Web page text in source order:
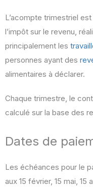
L’acompte trimestriel
l’impôt sur le revenu,
principalement les
personnes ayant des
alimentaires à déclarer.
Chaque trimestre, le
calculé sur la base des
Dates de
Les échéances pour le
aux 15 février, 15 mai,